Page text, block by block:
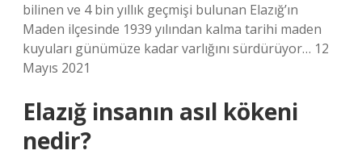
bilinen ve 4 bin yıllık geçmişi bulunan Elazığ’ın
Maden ilçesinde 1939 yılından kalma tarihi maden
kuyuları günümüze kadar varlığını sürdürüyor… 12
Mayıs 2021
Elazığ insanın asıl kökeni
nedir?